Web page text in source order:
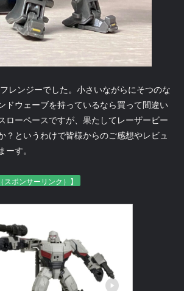
レンジーでした。小さいながらにそつのな
ドウェーブを持っているなら買って間違い
ローペースですが、果たしてレーザービー
？というわけで皆様からのご感想やレビュ
す。
スポンサーリンク）】